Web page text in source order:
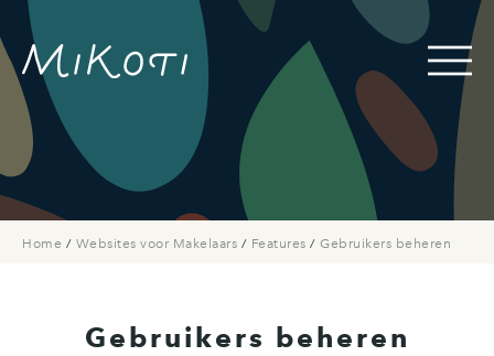
Home / Websites voor Makelaars / Features / Gebruikers beheren
Gebruikers beheren